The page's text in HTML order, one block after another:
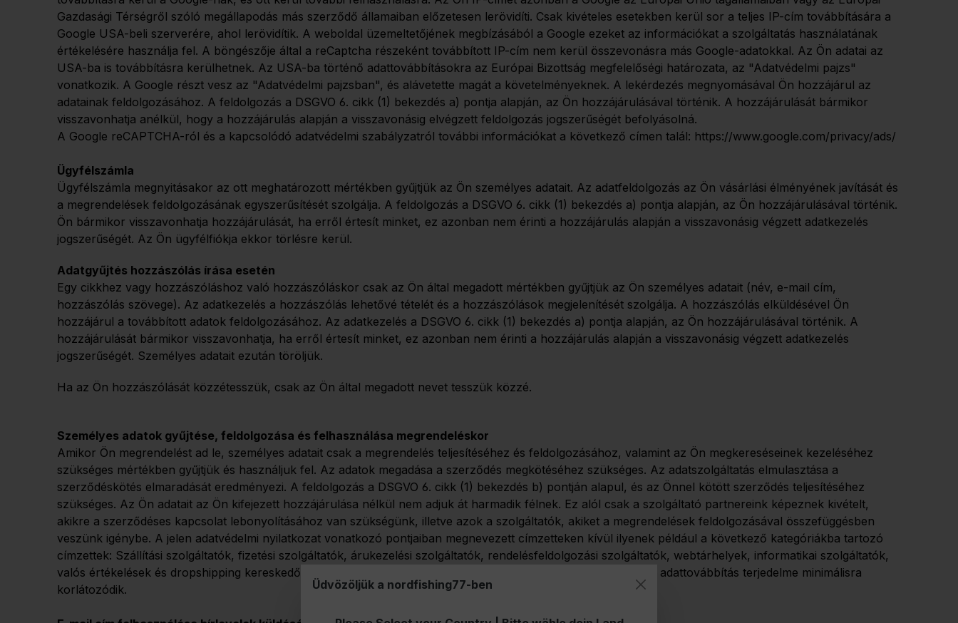
Gazdasági Térségről szóló megállapodás más szerződő államaiban előzetesen lerövidíti. Csak kivételes esetekben kerül sor a teljes IP-cím továbbítására a
Google USA-beli szerverére, ahol lerövidítik. A weboldal üzemeltetőjének megbízásából a Google ezeket az információkat a szolgáltatás használatának
értékelésére használja fel. A böngészője által a reCaptcha részeként továbbított IP-cím nem kerül összevonásra más Google-adatokkal. Az Ön adatai az
USA-ba is továbbításra kerülhetnek. Az USA-ba történő adattovábbításokra az Európai Bizottság megfelelőségi határozata, az "Adatvédelmi pajzs"
vonatkozik. A Google részt vesz az "Adatvédelmi pajzsban", és alávetette magát a követelményeknek. A lekérdezés megnyomásával Ön hozzájárul az
adatainak feldolgozásához. A feldolgozás a DSGVO 6. cikk (1) bekezdés a) pontja alapján, az Ön hozzájárulásával történik. A hozzájárulását bármikor
visszavonhatja anélkül, hogy a hozzájárulás alapján a visszavonásig elvégzett feldolgozás jogszerűségét befolyásolná.
A Google reCAPTCHA-ról és a kapcsolódó adatvédelmi szabályzatról további információkat a következő címen talál: https://www.google.com/privacy/ads/
Ügyfélszámla
Ügyfélszámla megnyitásakor az ott meghatározott mértékben gyűjtjük az Ön személyes adatait. Az adatfeldolgozás az Ön vásárlási élményének javítását és
a megrendelések feldolgozásának egyszerűsítését szolgálja. A feldolgozás a DSGVO 6. cikk (1) bekezdés a) pontja alapján, az Ön hozzájárulásával történik.
Ön bármikor visszavonhatja hozzájárulását, ha erről értesít minket, ez azonban nem érinti a hozzájárulás alapján a visszavonásig végzett adatkezelés
jogszerűségét. Az Ön ügyfélfiókja ekkor törlésre kerül.
Adatgyűjtés hozzászólás írása esetén
Egy cikkhez vagy hozzászóláshoz való hozzászóláskor csak az Ön által megadott mértékben gyűjtjük az Ön személyes adatait (név, e-mail cím,
hozzászólás szövege). Az adatkezelés a hozzászólás lehetővé tételét és a hozzászólások megjelenítését szolgálja. A hozzászólás elküldésével Ön
hozzájárul a továbbított adatok feldolgozásához. Az adatkezelés a DSGVO 6. cikk (1) bekezdés a) pontja alapján, az Ön hozzájárulásával történik. A
hozzájárulását bármikor visszavonhatja, ha erről értesít minket, ez azonban nem érinti a hozzájárulás alapján a visszavonásig végzett adatkezelés
jogszerűségét. Személyes adatait ezután töröljük.
Ha az Ön hozzászólását közzétesszük, csak az Ön által megadott nevet tesszük közzé.
Személyes adatok gyűjtése, feldolgozása és felhasználása megrendeléskor
Amikor Ön megrendelést ad le, személyes adatait csak a megrendelés teljesítéséhez és feldolgozásához, valamint az Ön megkereséseinek kezeléséhez
szükséges mértékben gyűjtjük és használjuk fel. Az adatok megadása a szerződés megkötéséhez szükséges. Az adatszolgáltatás elmulasztása a
szerződéskötés elmaradását eredményezi. A feldolgozás a DSGVO 6. cikk (1) bekezdés b) pontján alapul, és az Önnel kötött szerződés teljesítéséhez
szükséges. Az Ön adatait az Ön kifejezett hozzájárulása nélkül nem adjuk át harmadik félnek. Ez alól csak a szolgáltató partnereink képeznek kivételt,
akikre a szerződéses kapcsolat lebonyolításához van szükségünk, illetve azok a szolgáltatók, akiket a megrendelések feldolgozásával összefüggésben
veszünk igénybe. A jelen adatvédelmi nyilatkozat vonatkozó pontjaiban megnevezett címzetteken kívül ilyenek például a következő kategóriákba tartozó
címzettek: Szállítási szolgáltatók, fizetési szolgáltatók, árukezelési szolgáltatók, rendelésfeldolgozási szolgáltatók, webtárhelyek, informatikai szolgáltatók,
valós értékelések és dropshipping kereskedők. Minden esetben szigorúan betartjuk a jogi követelményeket. Az adattovábbítás terjedelme minimálisra
korlátozódik.
Üdvözöljük a nordfishing77-ben